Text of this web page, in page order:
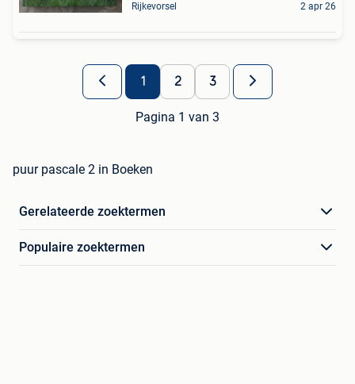
Rijkevorsel 2 apr 26
1 2 3
Pagina 1 van 3
puur pascale 2 in Boeken
Gerelateerde zoektermen
Populaire zoektermen